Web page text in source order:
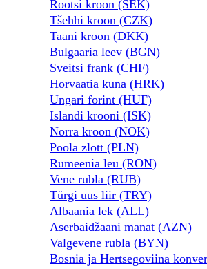
Rootsi kroon (SEK)
Tšehhi kroon (CZK)
Taani kroon (DKK)
Bulgaaria leev (BGN)
Sveitsi frank (CHF)
Horvaatia kuna (HRK)
Ungari forint (HUF)
Islandi krooni (ISK)
Norra kroon (NOK)
Poola zlott (PLN)
Rumeenia leu (RON)
Vene rubla (RUB)
Türgi uus liir (TRY)
Albaania lek (ALL)
Aserbaidžaani manat (AZN)
Valgevene rubla (BYN)
Bosnia ja Hertsegoviina